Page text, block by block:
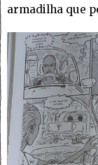
armadilha que